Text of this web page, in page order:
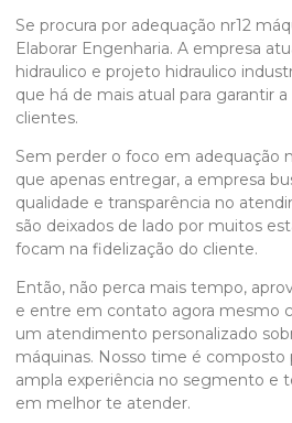
Se procura por adequação nr12
Elaborar Engenharia. A empresa
hidraulico e projeto hidraulico
que há de mais atual para garantir
clientes.
Sem perder o foco em adequação
que apenas entregar, a empresa
qualidade e transparência no
são deixados de lado por muitos
focam na fidelização do cliente.
Então, não perca mais tempo,
e entre em contato agora mesmo
um atendimento personalizado
máquinas. Nosso time é composto
ampla experiência no segmento e
em melhor te atender.